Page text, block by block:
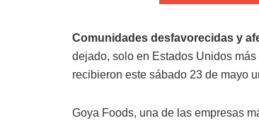
Comunidades desfavorecidas y
dejado, solo en Estados Unidos
recibieron este sábado 23 de mayo
Goya Foods, una de las empresas